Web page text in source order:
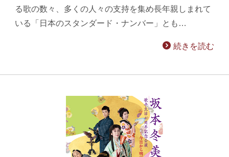
る歌の数々、多くの人々の支持を集め長年親しまれて
いる「日本のスタンダード・ナンバー」とも…
続きを読む